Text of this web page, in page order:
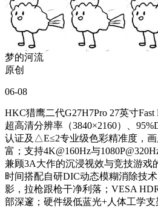
梦的河流
原创
06-08
HKC猎鹰二代G27H7Pro 27英寸
超高清分辨率（3840×2160）、
认证及△E≤2专业级色彩精准度，
富；支持4K@160Hz与
兼顾3A大作的沉浸视效与竞技游戏
时间搭配自研DIC动态模糊消除技
影，拉枪跟枪干净利落；VESA
部深邃；硬件级低蓝光+人体工学